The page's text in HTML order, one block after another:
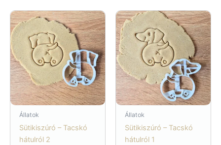
Állatok
Sütikiszúró – Tacskó
hátulról 2
Állatok
Sütikiszúró – Tacskó
hátulról 1